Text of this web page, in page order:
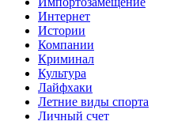
Интернет
Истории
Компании
Криминал
Культура
Лайфхаки
Летние виды спорта
Личный счет